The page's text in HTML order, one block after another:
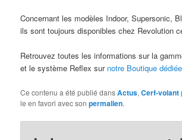
Concernant les modèles Indoor, Supersonic,
ils sont toujours disponibles chez Revolution
Retrouvez toutes les informations sur la
et le système Reflex sur notre Boutique
Ce contenu a été publié dansActus,Cerf-volant
le en favori avec sonpermalien.